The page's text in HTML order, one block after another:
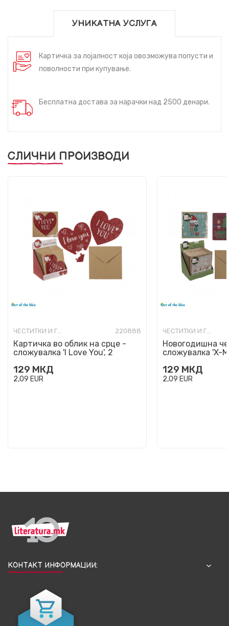
УНИКАТНА УСЛУГА
Картичка за лојалност која овозможува попусти и
поволности при купување.
Бесплатна достава за нарачки над 2500 денари.
СЛИЧНИ ПРОИЗВОДИ
ЧЕСТИТКИ И ГИФТ КАРТИЧКИ 220888
Картичка во облик на срце -
сложувалка 'I Love You', 2
129 МКД
2,09 EUR
ЧЕСТИТКИ И ГИФТ КАРТИЧКИ
Новогодишна
сложувалка 'X-
129 МКД
2,09 EUR
КОНТАКТ ИНФОРМАЦИИ: